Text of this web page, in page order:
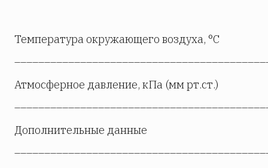
Температура окружающего воздуха, °С
Атмосферное давление, кПа (мм рт.ст.)
Дополнительные данные